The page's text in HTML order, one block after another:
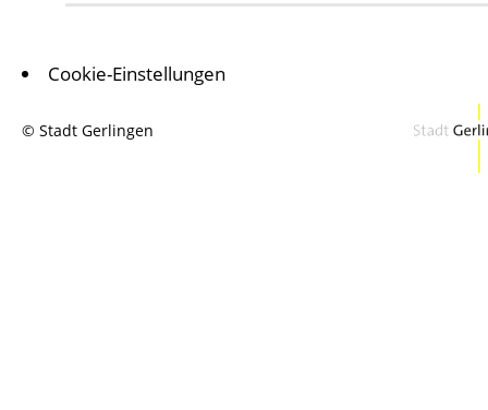
Cookie-Einstellungen
© Stadt Gerlingen